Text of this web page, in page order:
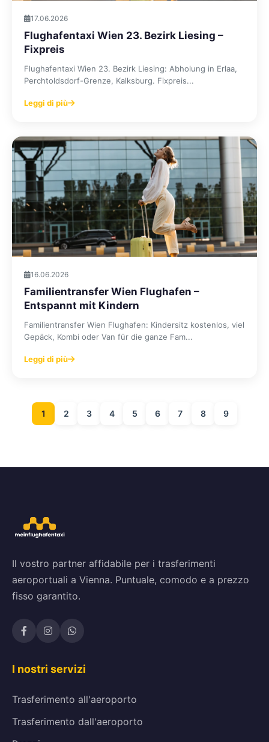
17.06.2026
Flughafentaxi Wien 23. Bezirk Liesing –
Fixpreis
Flughafentaxi Wien 23. Bezirk Liesing: Abholung in Erlaa,
Perchtoldsdorf-Grenze, Kalksburg. Fixpreis...
Leggi di più
16.06.2026
Familientransfer Wien Flughafen –
Entspannt mit Kindern
Familientransfer Wien Flughafen: Kindersitz kostenlos, viel
Gepäck, Kombi oder Van für die ganze Fam...
Leggi di più
1 2 3 4 5 6 7 8 9
Il vostro partner affidabile per i trasferimenti
aeroportuali a Vienna. Puntuale, comodo e a prezzo
fisso garantito.
I nostri servizi
Trasferimento all'aeroporto
Trasferimento dall'aeroporto